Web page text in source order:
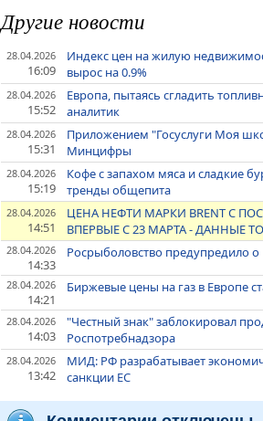
Другие новости
28.04.2026
16:09
Индекс цен на жилую
вырос на 0.9%
28.04.2026
15:52
Европа, пытаясь сгладить
аналитик
28.04.2026
15:31
Приложением "Госуслуги Моя
Минцифры
28.04.2026
15:19
Кофе с запахом мяса и сладкие
тренды общепита
28.04.2026
14:51
ЦЕНА НЕФТИ МАРКИ BRENT С
ВПЕРВЫЕ С 23 МАРТА - ДАННЫЕ
28.04.2026
14:33
Росрыболовство предупредило
28.04.2026
14:21
Биржевые цены на газ в Европе
28.04.2026
14:03
"Честный знак" заблокировал
Роспотребнадзора
28.04.2026
13:42
МИД: РФ разрабатывает
санкции ЕС